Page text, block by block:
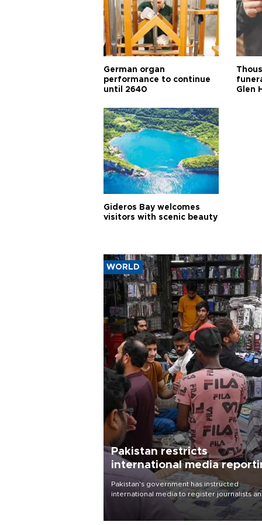
German organ
performance to continue
until 2640
Glen
Gideros Bay welcomes
visitors with scenic beauty
WORLD
Pakistan restricts
international media
outside main cities
Pakistan's government has instructed
international media to register journalists
seek permission for any reporting outside
country's three main cities, sparking